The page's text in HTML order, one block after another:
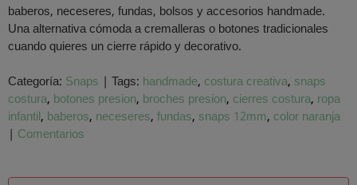
baberos, neceseres, fundas, bolsos y accesorios handmade.
Una alternativa cómoda a cremalleras o botones tradicionales
cuando quieres un cierre rápido y decorativo.
Categoría: Snaps | Tags: handmade costura creativa snaps
costura botones presion broches presion cierres costura ropa
infantil baberos neceseres fundas snaps 12mm color naranja
| Comentarios